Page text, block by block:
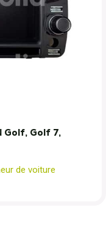
Golf, Golf 7,
de voiture